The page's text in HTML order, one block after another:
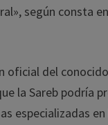
según consta
oficial del
la Sareb podría
especializadas